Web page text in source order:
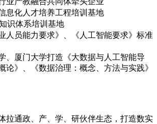
息化人才培养工程培训基地
识体系培训基地
人员能力要求》、《人工智能要求》标准
、厦门大学打造《大数据与人工智能导
论》、《数据治理：概念、方法与实践》
拉通政、产、学、研伙伴生态，打造数实